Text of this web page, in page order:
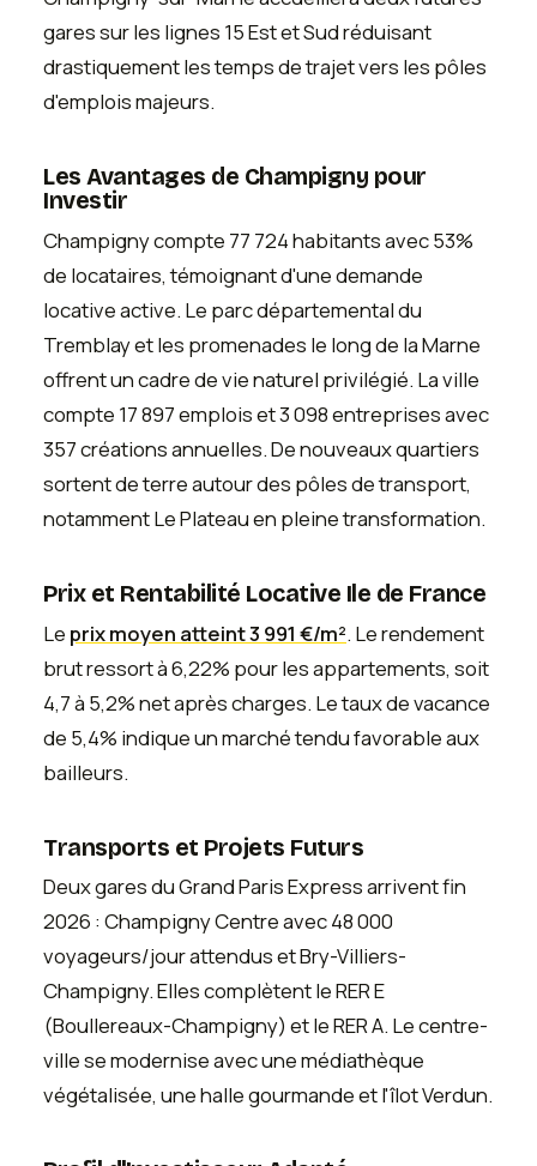
gares sur les lignes 15 Est et Sud réduisant
drastiquement les temps de trajet vers les pôles
d'emplois majeurs.
Les Avantages de Champigny pour
Investir
Champigny compte 77 724 habitants avec 53%
de locataires, témoignant d'une demande
locative active. Le parc départemental du
Tremblay et les promenades le long de la Marne
offrent un cadre de vie naturel privilégié. La ville
compte 17 897 emplois et 3 098 entreprises avec
357 créations annuelles. De nouveaux quartiers
sortent de terre autour des pôles de transport,
notamment Le Plateau en pleine transformation.
Prix et Rentabilité Locative Ile de France
Le prix moyen atteint 3 991 €/m². Le rendement
brut ressort à 6,22% pour les appartements, soit
4,7 à 5,2% net après charges. Le taux de vacance
de 5,4% indique un marché tendu favorable aux
bailleurs.
Transports et Projets Futurs
Deux gares du Grand Paris Express arrivent fin
2026 : Champigny Centre avec 48 000
voyageurs/jour attendus et Bry-Villiers-
Champigny. Elles complètent le RER E
(Boullereaux-Champigny) et le RER A. Le centre-
ville se modernise avec une médiathèque
végétalisée, une halle gourmande et l'îlot Verdun.